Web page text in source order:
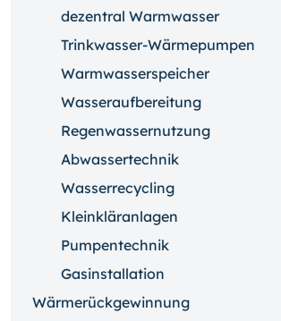
dezentral Warmwasser
Trinkwasser-Wärmepumpen
Warmwasserspeicher
Wasseraufbereitung
Regenwassernutzung
Abwassertechnik
Wasserrecycling
Kleinkläranlagen
Pumpentechnik
Gasinstallation
Wärmerückgewinnung